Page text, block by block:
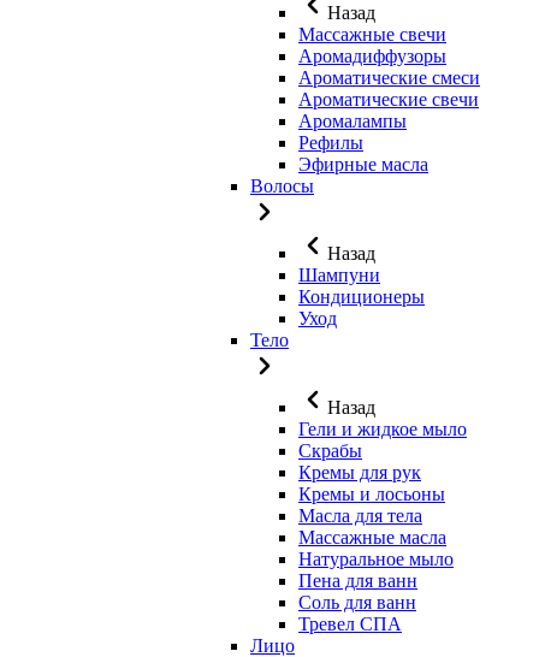
Назад
Массажные свечи
Аромадиффузоры
Ароматические смеси
Ароматические свечи
Аромалампы
Рефилы
Эфирные масла
Волосы
Назад
Шампуни
Кондиционеры
Уход
Тело
Назад
Гели и жидкое мыло
Скрабы
Кремы для рук
Кремы и лосьоны
Масла для тела
Массажные масла
Натуральное мыло
Пена для ванн
Соль для ванн
Тревел СПА
Лицо